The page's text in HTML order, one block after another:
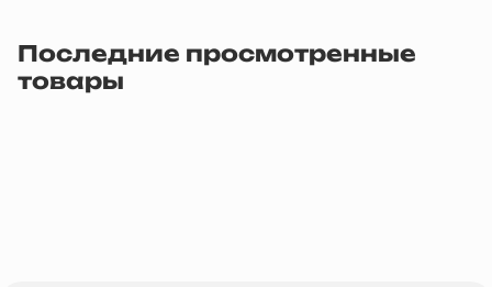
Последние просмотренные
товары